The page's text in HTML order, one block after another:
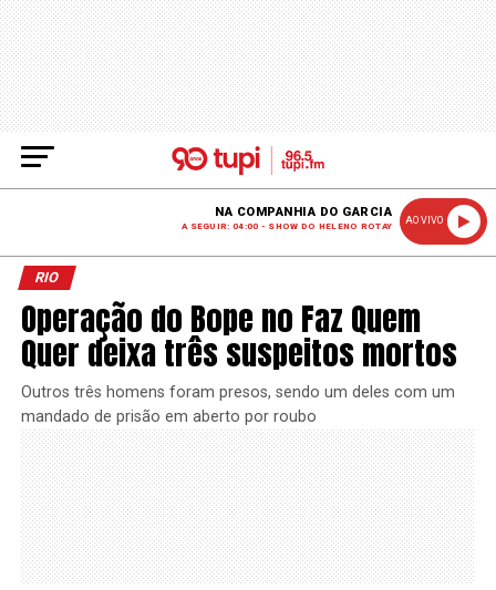
NA COMPANHIA DO GARCIA
A SEGUIR: 04:00 - SHOW DO HELENO ROTAY
AO VIVO
RIO
Operação do Bope no Faz Quem
Quer deixa três suspeitos mortos
Outros três homens foram presos, sendo um deles com um
mandado de prisão em aberto por roubo